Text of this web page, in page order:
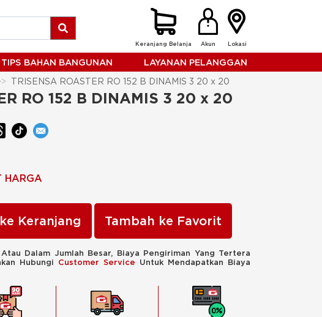
Keranjang Belanja Akun Lokasi
TIPS BAHAN BANGUNAN LAYANAN PELANGGAN
TRISENSA ROASTER RO 152 B DINAMIS 3 20 x 20
RO 152 B DINAMIS 3 20 x 20
HARGA
Keranjang Tambah ke Favorit
Dalam Jumlah Besar, Biaya Pengiriman Yang Tertera
Hubungi Customer Service Untuk Mendapatkan Biaya